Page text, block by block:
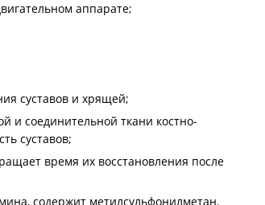
аппарате;
суставов и хрящей;
и соединительной ткани костно-
суставов;
время их восстановления после
содержит метилсульфонилметан.